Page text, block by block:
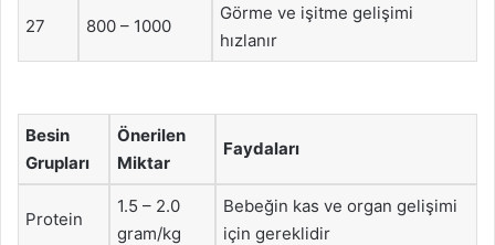
27 800 – 1000
Görme ve işitme gelişimi
hızlanır
Besin
Grupları
Önerilen
Miktar
Faydaları
Protein
1.5 – 2.0
gram/kg
Bebeğin kas ve organ gelişimi
için gereklidir